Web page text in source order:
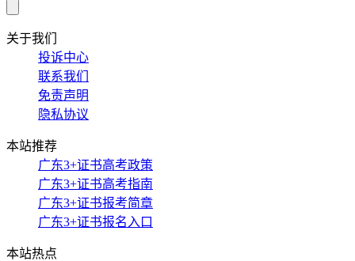
关于我们
投诉中心
联系我们
免责声明
隐私协议
本站推荐
广东3+证书高考政策
广东3+证书高考指南
广东3+证书报考简章
广东3+证书报名入口
本站热点